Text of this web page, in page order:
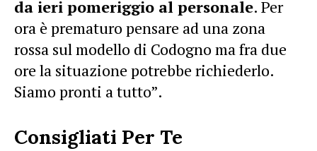
da ieri pomeriggio al personale. Per
ora è prematuro pensare ad una zona
rossa sul modello di Codogno ma fra due
ore la situazione potrebbe richiederlo.
Siamo pronti a tutto”.
Consigliati Per Te